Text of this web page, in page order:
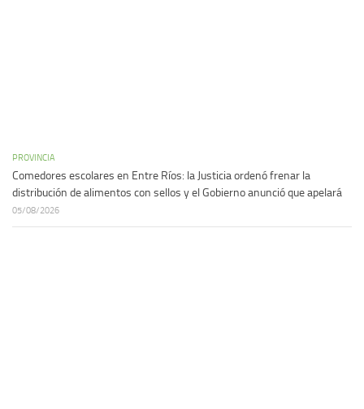
PROVINCIA
Comedores escolares en Entre Ríos: la Justicia ordenó frenar la
distribución de alimentos con sellos y el Gobierno anunció que apelará
05/08/2026